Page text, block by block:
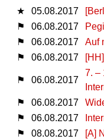
★
05.08.2017
⚑
06.08.2017
⚑
06.08.2017
Auf
⚑
06.08.2017
⚑ 06.08.2017
7. –
⚑
06.08.2017
⚑
06.08.2017
⚑
08.08.2017
[A]